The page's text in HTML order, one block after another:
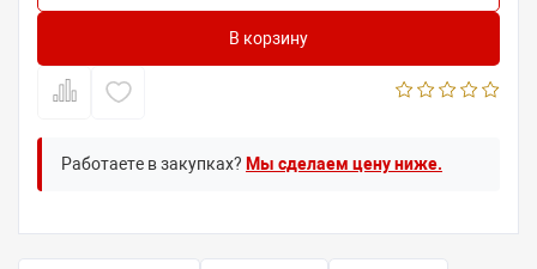
В корзину
Работаете в закупках? Мы сделаем цену ниже.